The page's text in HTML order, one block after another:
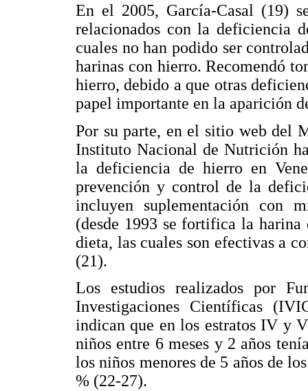
En el 2005, García-Casal (19)
relacionados con la deficiencia
cuales no han podido ser
harinas con hierro. Recomendó
hierro, debido a que otras
papel importante en la aparición
Por su parte, en el sitio web del
Instituto Nacional de Nutrición
la deficiencia de hierro en
prevención y control de la
incluyen suplementación con
(desde 1993 se fortifica la
dieta, las cuales son efectivas a
(21).
Los estudios realizados por
Investigaciones Científicas
indican que en los estratos IV y
niños entre 6 meses y 2 años
los niños menores de 5 años de
% (22-27).